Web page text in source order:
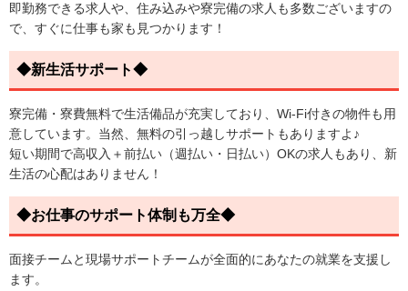
即勤務できる求人や、住み込みや寮完備の求人も多数ございますの
で、すぐに仕事も家も見つかります！
◆新生活サポート◆
寮完備・寮費無料で生活備品が充実しており、Wi-Fi付きの物件も用
意しています。当然、無料の引っ越しサポートもありますよ♪
短い期間で高収入＋前払い（週払い・日払い）OKの求人もあり、新
生活の心配はありません！
◆お仕事のサポート体制も万全◆
面接チームと現場サポートチームが全面的にあなたの就業を支援し
ます。